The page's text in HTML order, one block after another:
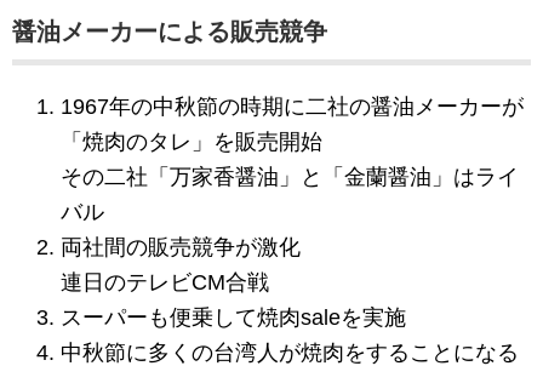
醤油メーカーによる販売競争
1967年の中秋節の時期に二社の醤油メーカーが
「焼肉のタレ」を販売開始
その二社「万家香醤油」と「金蘭醤油」はライ
バル
両社間の販売競争が激化
連日のテレビCM合戦
スーパーも便乗して焼肉saleを実施
中秋節に多くの台湾人が焼肉をすることになる